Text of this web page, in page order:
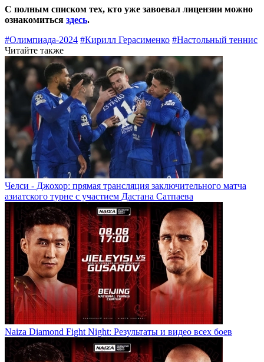
С полным списком тех, кто уже завоевал лицензии можно
ознакомиться здесь.
#Олимпиада-2024 #Кирилл Герасименко #Настольный теннис
Читайте также
Челси - Джохор: прямая трансляция заключительного матча
азиатского турне с участием Дастана Сатпаева
Naiza Diamond Fight Night: Результаты и видео всех боев